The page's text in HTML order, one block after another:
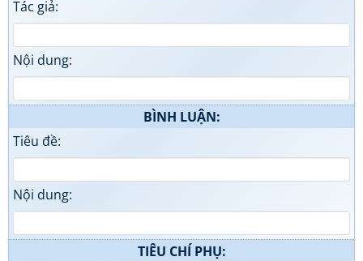
Tác giả:
Nội dung:
BÌNH LUẬN:
Tiêu đề:
Nội dung:
TIÊU CHÍ PHỤ: